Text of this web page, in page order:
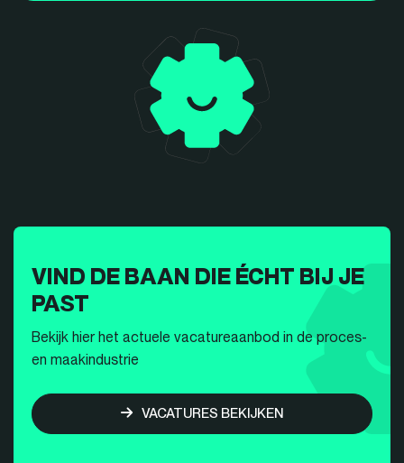
VIND DE BAAN DIE ÉCHT BIJ JE
PAST
Bekijk hier het actuele vacatureaanbod in de proces-
en maakindustrie
VACATURES BEKIJKEN